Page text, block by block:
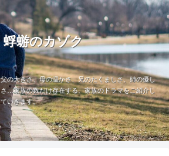
蜉蝣のカゾク
父の大きさ、母の温かさ、兄のたくましさ、姉の優し
さ…家族の数だけ存在する、家族のドラマをご紹介し
ていきます。